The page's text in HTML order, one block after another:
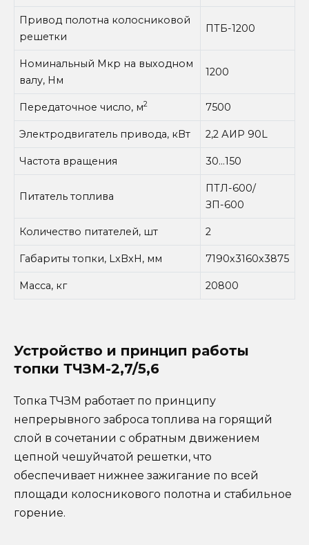
Привод полотна колосниковой
решетки
ПТБ-1200
Номинальный Мкр на выходном
валу, Нм
1200
Передаточное число, м2 7500
Электродвигатель привода, кВт 2,2 АИР 90L
Частота вращения 30…150
Питатель топлива
ПТЛ-600/
ЗП-600
Количество питателей, шт 2
Габариты топки, LxBxH, мм 7190х3160х3875
Масса, кг 20800
Устройство и принцип работы
топки ТЧЗМ-2,7/5,6
Топка ТЧЗМ работает по принципу
непрерывного заброса топлива на горящий
слой в сочетании с обратным движением
цепной чешуйчатой решетки, что
обеспечивает нижнее зажигание по всей
площади колосникового полотна и стабильное
горение.